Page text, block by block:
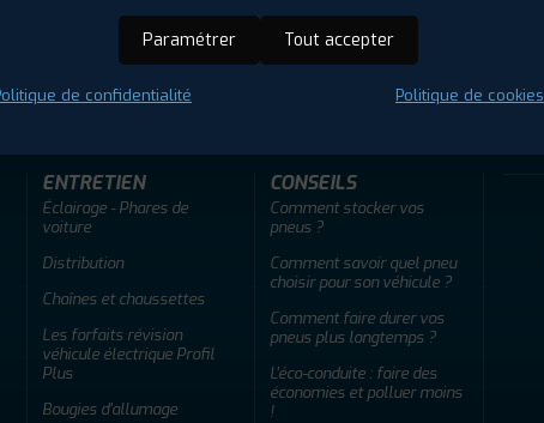
Offres d'emploi
ENTRETIEN
Éclairage - Phares de
voiture
Distribution
Chaînes et chaussettes
Les forfaits révision
véhicule électrique Profil
Plus
Bougies d'allumage
CONSEILS
Comment stocker vos
pneus ?
Comment savoir quel pneu
choisir pour son véhicule ?
Comment faire durer vos
pneus plus longtemps ?
L'éco-conduite : faire des
économies et polluer moins
!
Paramétrer Tout accepter
de confidentialité Politique de cookies